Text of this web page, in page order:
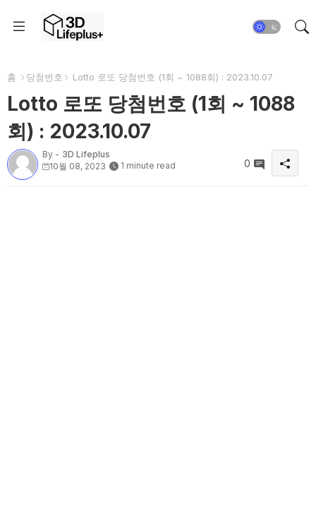
홈 당첨번호 Lotto 로또 당첨번호 (1회 ~ 1088회) : 2023.10.07
Lotto 로또 당첨번호 (1회 ~ 1088
회) : 2023.10.07
By - 3D Lifeplus
10월 08, 2023
1 minute read 0